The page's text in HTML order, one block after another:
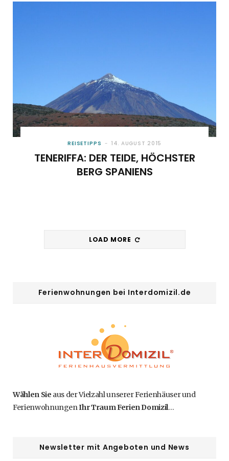
REISETIPPS 14. AUGUST 2015
TENERIFFA: DER TEIDE, HÖCHSTER
BERG SPANIENS
LOAD MORE
Ferienwohnungen bei Interdomizil.de
Wählen Sie aus der Vielzahl unserer Ferienhäuser und
FerienwohnungenIhr Traum Ferien Domizil…
Newsletter mit Angeboten und News